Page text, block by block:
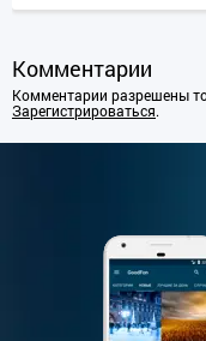
Комментарии
Комментарии разрешены
Зарегистрироваться.